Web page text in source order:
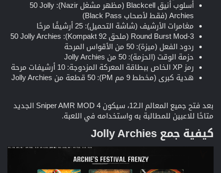
أسلوب أنيق Blackcell (مظهر مشغل Nazir): 50 Jolly
Archies (فقط لأصحاب Black Pass)
مغامرات الأرشيف (شاشة التحميل): 25 أرشيفًا مرحًا
3-Round Burst Mod (ملحق Kompakt 92): 50 Jolly Archies
ردود الفعل (ميزة): 50 من الأقواس المرحة
حزمة الوقت (الحزمة): 50 من Jolly Archies
رمز XP الخاص ببطاقة المعركة المزدوجة: 10 أرشيفات مرحة
هدية كبرى (مخطط 9 مم PM): 50 قطعة من Jolly Archies
بعد فتح جميع المعالم الـ12، سيكون Sniper AMR MOD 4 الجديد
متاحًا للاعبين للمطالبة به واستخدامه في اللعبة.
كيفية جمع Jolly Archies​